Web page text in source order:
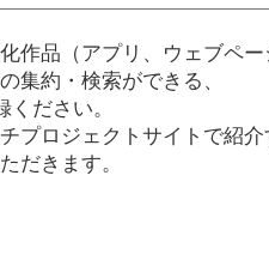
作品（アプリ、ウェブペー
集約・検索ができる、
ください。
プロジェクトサイトで紹介
だきます。